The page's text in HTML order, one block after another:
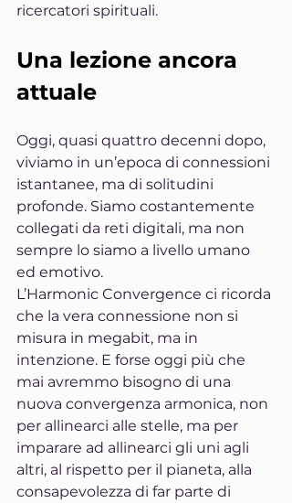
ricercatori spirituali.
Una lezione ancora
attuale
Oggi, quasi quattro decenni dopo,
viviamo in un’epoca di connessioni
istantanee, ma di solitudini
profonde. Siamo costantemente
collegati da reti digitali, ma non
sempre lo siamo a livello umano
ed emotivo.
L’Harmonic Convergence ci ricorda
che la vera connessione non si
misura in megabit, ma in
intenzione. E forse oggi più che
mai avremmo bisogno di una
nuova convergenza armonica, non
per allinearci alle stelle, ma per
imparare ad allinearci gli uni agli
altri, al rispetto per il pianeta, alla
consapevolezza di far parte di